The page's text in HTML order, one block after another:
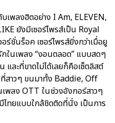
เพลงฮิตอย่าง I Am, ELEVEN,
ยังมีเซอร์ไพรส์เป็น Royal
ร์ชั่นร็อค เซอร์ไพรส์ยิ่งกว่าเมื่อยู
กในเพลง “งอนตลอด” แบบสดๆ
และที่ขาดไม่ได้เลยก็คือเซ็ตลิสต์
ที่สาวๆ ขนมาทั้ง Baddie, Off
พลง OTT ในช่วงอังกอร์สาวๆ
ไทยแบบใกล้ชิดติดที่นั่ง เป็นการ